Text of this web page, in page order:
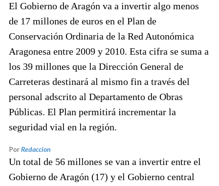
El Gobierno de Aragón va a invertir algo menos
de 17 millones de euros en el Plan de
Conservación Ordinaria de la Red Autonómica
Aragonesa entre 2009 y 2010. Esta cifra se suma a
los 39 millones que la Dirección General de
Carreteras destinará al mismo fin a través del
personal adscrito al Departamento de Obras
Públicas. El Plan permitirá incrementar la
seguridad vial en la región.
PorRedaccion
Un total de 56 millones se van a invertir entre el
Gobierno de Aragón (17) y el Gobierno central